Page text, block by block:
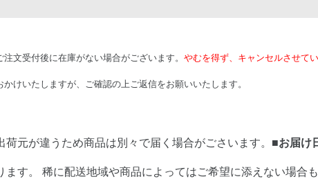
文受付後に在庫がない場合がございます。 やむを得ず、キャンセルさせて
けいたしますが、ご確認の上ご返信をお願いいたします。
元が違うため商品は別々で届く場合がごさいます。 ■お届け
す。 稀に配送地域や商品によってはご希望に添えない場合も